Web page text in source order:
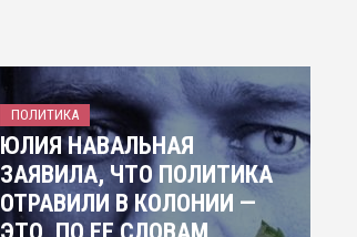
ПОЛИТИКА
ЮЛИЯ НАВАЛЬНАЯ
ЗАЯВИЛА, ЧТО ПОЛИТИКА
ОТРАВИЛИ В КОЛОНИИ —